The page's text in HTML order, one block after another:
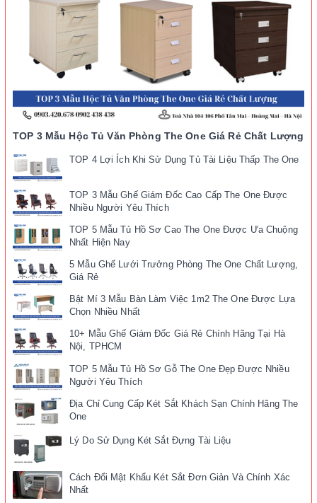
TOP 3 Mẫu Hộc Tủ Văn Phòng The One Giá Rẻ Chất Lượng
TOP 4 Lợi Ích Khi Sử Dụng Tủ Tài Liệu Thấp The One
TOP 3 Mẫu Ghế Giám Đốc Cao Cấp The One Được
Nhiều Người Yêu Thích
TOP 5 Mẫu Tủ Hồ Sơ Cao The One Được Ưa Chuộng
Nhất Hiện Nay
5 Mẫu Ghế Lưới Trưởng Phòng The One Chất Lượng,
Giá Rẻ
Bật Mí 3 Mẫu Bàn Làm Việc 1m2 The One Được Lựa
Chọn Nhiều Nhất
10+ Mẫu Ghế Giám Đốc Giá Rẻ Chính Hãng Tại Hà
Nội, TPHCM
TOP 5 Mẫu Tủ Hồ Sơ Gỗ The One Đẹp Được Nhiều
Người Yêu Thích
Địa Chỉ Cung Cấp Két Sắt Khách Sạn Chính Hãng The
One
Lý Do Sử Dụng Két Sắt Đựng Tài Liệu
Cách Đổi Mật Khẩu Két Sắt Đơn Giản Và Chính Xác
Nhất